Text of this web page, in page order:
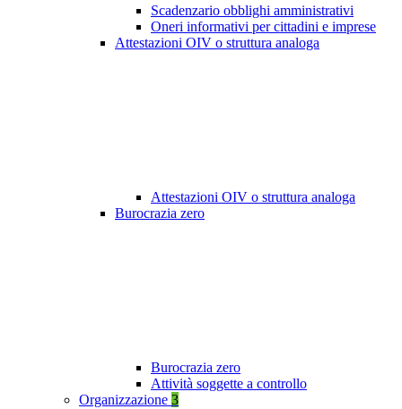
Scadenzario obblighi amministrativi
Oneri informativi per cittadini e imprese
Attestazioni OIV o struttura analoga
Attestazioni OIV o struttura analoga
Burocrazia zero
Burocrazia zero
Attività soggette a controllo
Organizzazione 3